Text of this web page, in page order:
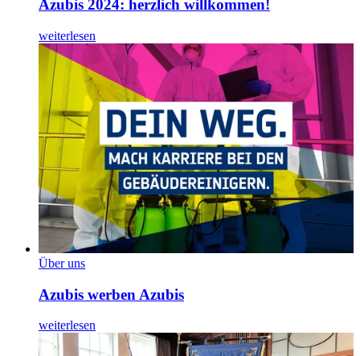
Azubis 2024: herzlich willkommen!
weiterlesen
Über uns
Azubis werben Azubis
weiterlesen